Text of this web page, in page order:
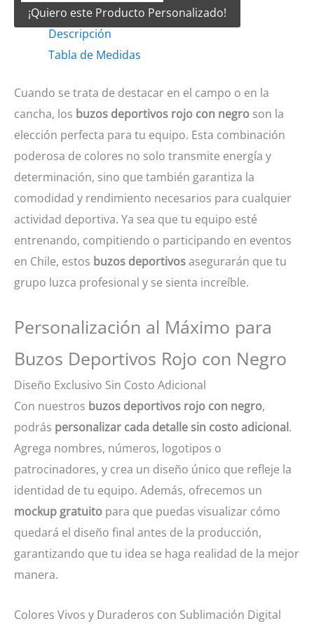
Rojo
negro
¡Quiero este Producto Personalizado!
Descripción
Tabla de Medidas
Cuando se trata de destacar en el campo o en la
cancha, los buzos deportivos rojo con negro son la
elección perfecta para tu equipo. Esta combinación
poderosa de colores no solo transmite energía y
determinación, sino que también garantiza la
comodidad y rendimiento necesarios para cualquier
actividad deportiva. Ya sea que tu equipo esté
entrenando, compitiendo o participando en eventos
en Chile, estos buzos deportivosasegurarán que tu
grupo luzca profesional y se sienta increíble.
Personalización al Máximo para
Buzos Deportivos Rojo con Negro
Diseño Exclusivo Sin Costo Adicional
Con nuestros buzos deportivos rojo con negro,
podrás personalizar cada detalle sin costo adicional.
Agrega nombres, números, logotipos o
patrocinadores, y crea un diseño único que refleje la
identidad de tu equipo. Además, ofrecemos un
mockup gratuito para que puedas visualizar cómo
quedará el diseño final antes de la producción,
garantizando que tu idea se haga realidad de la mejor
manera.
Colores Vivos y Duraderos con Sublimación Digital